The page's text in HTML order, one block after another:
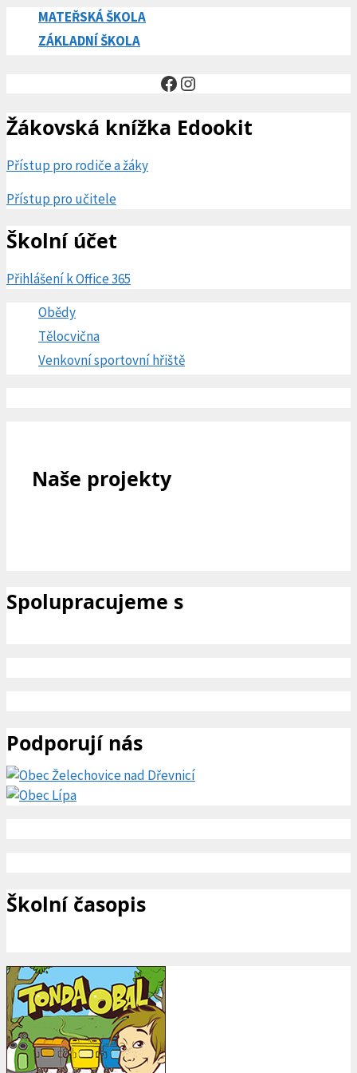
MATEŘSKÁ ŠKOLA
ZÁKLADNÍ ŠKOLA
Facebook
Instagram
Žákovská knížka Edookit
Přístup pro rodiče a žáky
Přístup pro učitele
Školní účet
Přihlášení k Office 365
Obědy
Tělocvična
Venkovní sportovní hřiště
Naše projekty
Spolupracujeme s
Podporují nás
Školní časopis